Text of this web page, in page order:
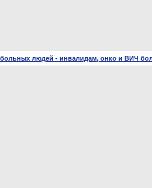
людей - инвалидам, онко и ВИЧ